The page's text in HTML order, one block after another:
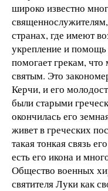
широко известно
странах, где имеют
укрепление и помощь
помогает грекам,
святым. Это
Керчи, и его
были старыми
окончилась его
живет в греческих
такая тонкая связь
есть его икона и
Общество военных
святителя Луки как